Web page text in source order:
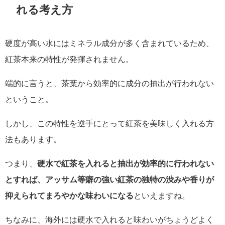
れる考え方
硬度が高い水にはミネラル成分が多く含まれているため、
紅茶本来の特性が発揮されません。
端的に言うと、茶葉から効率的に成分の抽出が行われない
ということ。
しかし、この特性を逆手にとって紅茶を美味しく入れる方
法もあります。
つまり、 硬水で紅茶を入れると抽出が効率的に行われない
とすれば、アッサム等癖の強い紅茶の独特の渋みや香りが
抑えられてまろやかな味わいになる といえますね。
ちなみに、海外には硬水で入れると味わいがちょうどよく